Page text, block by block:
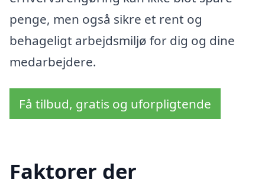
penge, men også sikre et rent og
behageligt arbejdsmiljø for dig og dine
medarbejdere.
Få tilbud, gratis og uforpligtende
Faktorer der